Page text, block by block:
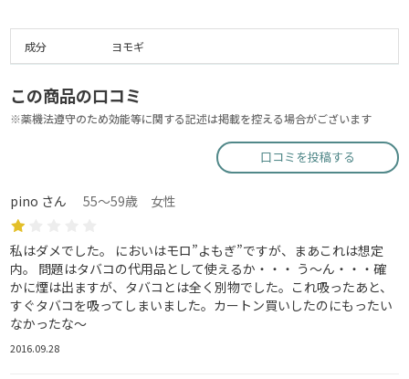
成分 ヨモギ
この商品の口コミ
※薬機法遵守のため効能等に関する記述は掲載を控える場合がございます
口コミを投稿する
pino さん 55～59歳 女性
私はダメでした。 においはモロ”よもぎ”ですが、まあこれは想定
内。 問題はタバコの代用品として使えるか・・・ う～ん・・・確
かに煙は出ますが、タバコとは全く別物でした。これ吸ったあと、
すぐタバコを吸ってしまいました。カートン買いしたのにもったい
なかったな～
2016.09.28